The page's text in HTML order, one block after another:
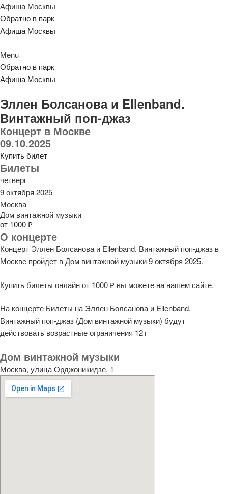
Афиша Москвы
Обратно в парк
Афиша Москвы
Menu
Обратно в парк
Афиша Москвы
Эллен Болсанова и Ellenband.
Винтажный поп-джаз
Концерт в Москве
09.10.2025
Купить билет
Билеты
четверг
9 октября 2025
Москва
Дом винтажной музыки
от 1000 ₽
О концерте
Концерт Эллен Болсанова и Ellenband. Винтажный поп-джаз в
Москве пройдет в Дом винтажной музыки 9 октября 2025.
Купить билеты онлайн от 1000 ₽ вы можете на нашем сайте.
На концерте Билеты на Эллен Болсанова и Ellenband.
Винтажный поп-джаз (Дом винтажной музыки) будут
действовать возрастные ограничения 12+
Дом винтажной музыки
Москва, улица Орджоникидзе, 1